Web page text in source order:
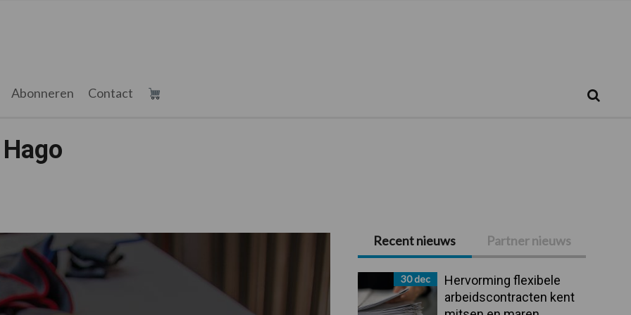
Abonneren Contact
Primaire
Sidebar
Recent nieuws Partner nieuws
30 dec
Hervorming flexibele
arbeidscontracten kent